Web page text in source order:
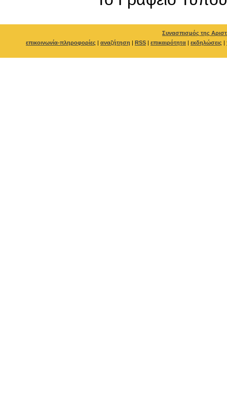
Συνασπισμός της
επικοινωνία-πληροφορίες | αναζήτηση | RSS | επικαιρότητα | εκδηλώσεις |